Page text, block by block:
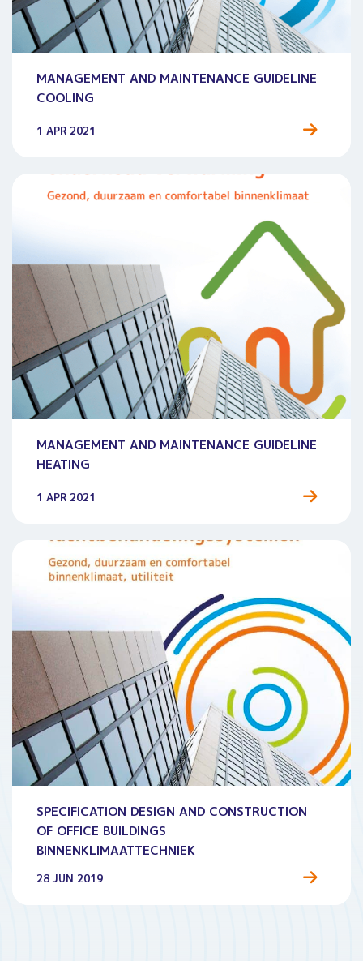
MANAGEMENT AND MAINTENANCE GUIDELINE
COOLING
1 APR 2021
MANAGEMENT AND MAINTENANCE GUIDELINE
HEATING
1 APR 2021
SPECIFICATION DESIGN AND CONSTRUCTION
OF OFFICE BUILDINGS
BINNENKLIMAATTECHNIEK
28 JUN 2019